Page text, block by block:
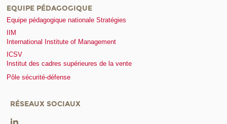
EQUIPE PÉDAGOGIQUE
Equipe pédagogique nationale Stratégies
IIM
International Institute of Management
ICSV
Institut des cadres supérieures de la vente
Pôle sécurité-défense
RÉSEAUX SOCIAUX